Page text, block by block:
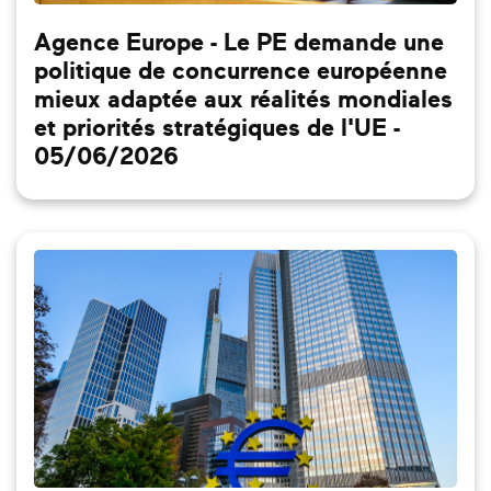
Agence Europe - Le PE demande une
politique de concurrence européenne
mieux adaptée aux réalités mondiales
et priorités stratégiques de l'UE -
05/06/2026